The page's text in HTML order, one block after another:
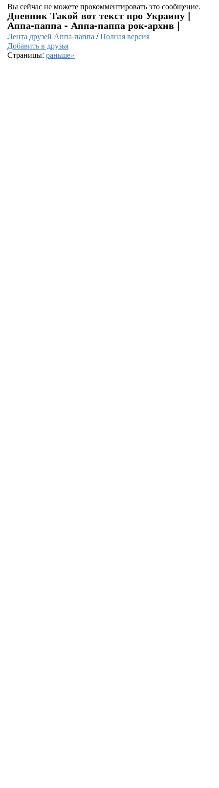
Вы сейчас не можете прокомментировать это сообщение.
Дневник Такой вот текст про Украину |
Аппа-паппа - Аппа-паппа рок-архив |
Лента друзей Аппа-паппа/Полная версия
Добавить в друзья
Страницы: раньше»